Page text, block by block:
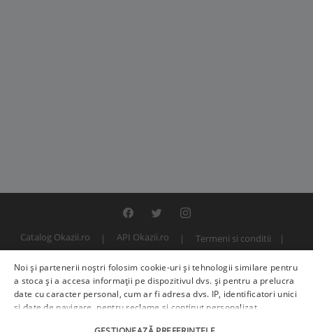
Catalog Okazii.ro API Okazii.ro
Termeni si conditii
© 2000 - 2026 S.C. BITFACTOR S.R.L.
Noi și partenerii noștri folosim cookie-uri și tehnologii similare pentru
a stoca și a accesa informații pe dispozitivul dvs. și pentru a prelucra
date cu caracter personal, cum ar fi adresa dvs. IP, identificatori unici
și date de navigare, pentru reclame și conținut personalizat,